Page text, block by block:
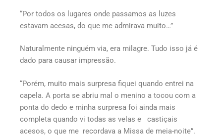
“Por todos os lugares onde passamos as luzes
estavam acesas, do que me admirava muito…”
Naturalmente ninguém via, era milagre. Tudo isso já é
dado para causar impressão.
“Porém, muito mais surpresa fiquei quando entrei na
capela. A porta se abriu mal o menino a tocou com a
ponta do dedo e minha surpresa foi ainda mais
completa quando vi todas as velas e castiçais
acesos, o que me recordava a Missa de meia-noite”.